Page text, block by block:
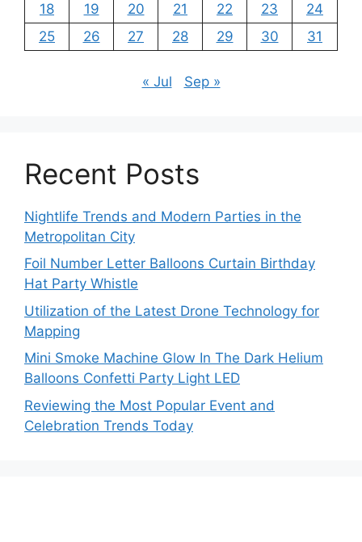
18
19 20 21 22 23
24
25
26 27 28 29 30 31
« Jul Sep »
Recent Posts
Nightlife Trends and Modern Parties in the
Metropolitan City
Foil Number Letter Balloons Curtain Birthday
Hat Party Whistle
Utilization of the Latest Drone Technology for
Mapping
Mini Smoke Machine Glow In The Dark Helium
Balloons Confetti Party Light LED
Reviewing the Most Popular Event and
Celebration Trends Today